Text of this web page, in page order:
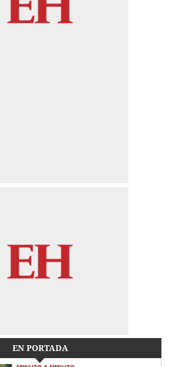
EN PORTADA